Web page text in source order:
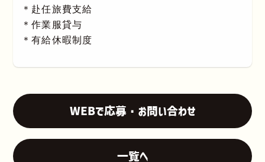
＊赴任旅費支給
＊作業服貸与
＊有給休暇制度
WEBで応募・お問い合わせ
一覧へ